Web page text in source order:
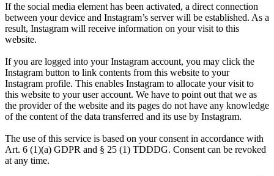
If the social media element has been activated, a direct connection
between your device and Instagram’s server will be established. As a
result, Instagram will receive information on your visit to this
website.
If you are logged into your Instagram account, you may click the
Instagram button to link contents from this website to your
Instagram profile. This enables Instagram to allocate your visit to
this website to your user account. We have to point out that we as
the provider of the website and its pages do not have any knowledge
of the content of the data transferred and its use by Instagram.
The use of this service is based on your consent in accordance with
Art. 6 (1)(a) GDPR and § 25 (1) TDDDG. Consent can be revoked
at any time.